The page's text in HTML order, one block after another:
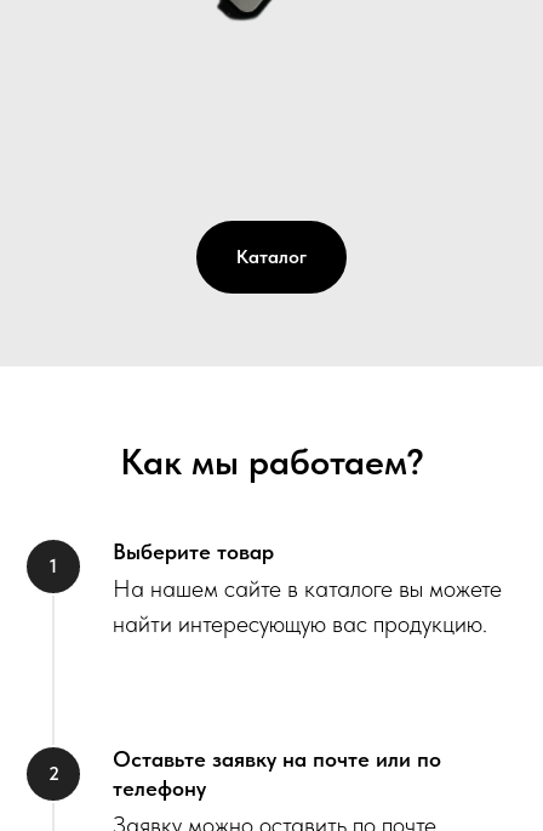
Каталог
Как мы работаем?
Выберите товар
На нашем сайте в каталоге вы можете
найти интересующую вас продукцию.
Оставьте заявку на почте или по
телефону
Заявку можно оставить по почте